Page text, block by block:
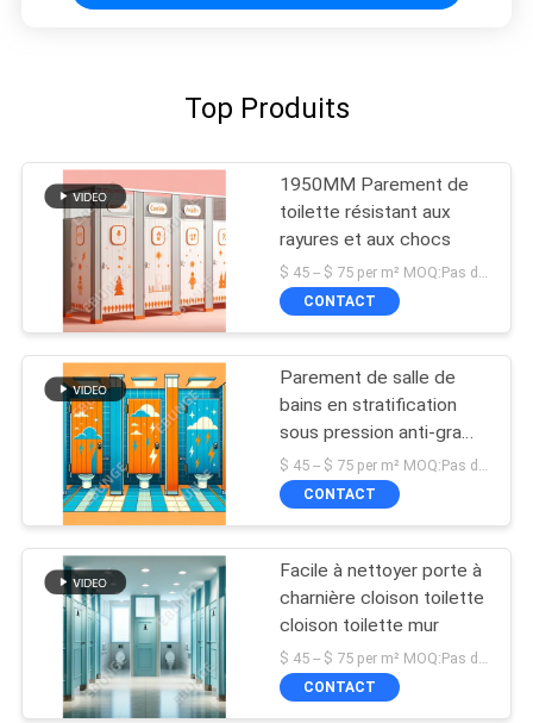
Top Produits
1950MM Parement de
toilette résistant aux
rayures et aux chocs
$ 45 -- $ 75 per m² MOQ:Pas de MOQ
CONTACT
Parement de salle de
bains en stratification
sous pression anti-graffiti
monté au sol
$ 45 -- $ 75 per m² MOQ:Pas de MOQ
CONTACT
Facile à nettoyer porte à
charnière cloison toilette
cloison toilette mur
$ 45 -- $ 75 per m² MOQ:Pas de MOQ
CONTACT